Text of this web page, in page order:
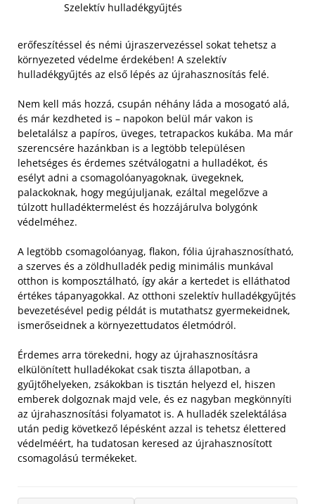
Szelektív hulladékgyűjtés
erőfeszítéssel és némi újraszervezéssel sokat tehetsz a
környezeted védelme érdekében! A szelektív
hulladékgyűjtés az első lépés az újrahasznosítás felé.
Nem kell más hozzá, csupán néhány láda a mosogató alá,
és már kezdheted is – napokon belül már vakon is
beletalálsz a papíros, üveges, tetrapackos kukába. Ma már
szerencsére hazánkban is a legtöbb településen
lehetséges és érdemes szétválogatni a hulladékot, és
esélyt adni a csomagolóanyagoknak, üvegeknek,
palackoknak, hogy megújuljanak, ezáltal megelőzve a
túlzott hulladéktermelést és hozzájárulva bolygónk
védelméhez.
A legtöbb csomagolóanyag, flakon, fólia újrahasznosítható,
a szerves és a zöldhulladék pedig minimális munkával
otthon is komposztálható, így akár a kertedet is elláthatod
értékes tápanyagokkal. Az otthoni szelektív hulladékgyűjtés
bevezetésével pedig példát is mutathatsz gyermekeidnek,
ismerőseidnek a környezettudatos életmódról.
Érdemes arra törekedni, hogy az újrahasznosításra
elkülönített hulladékokat csak tiszta állapotban, a
gyűjtőhelyeken, zsákokban is tisztán helyezd el, hiszen
emberek dolgoznak majd vele, és ez nagyban megkönnyíti
az újrahasznosítási folyamatot is. A hulladék szelektálása
után pedig következő lépésként azzal is tehetsz élettered
védelméért, ha tudatosan keresed az újrahasznosított
csomagolású termékeket.